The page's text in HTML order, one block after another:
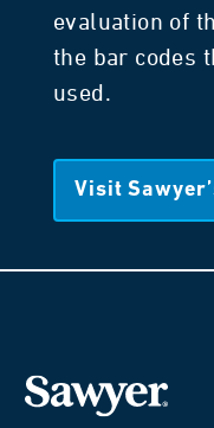
evaluation of
the bar codes
used.
Visit